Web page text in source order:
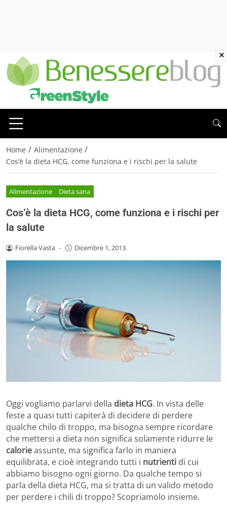
Home / Alimentazione /
Cos’è la dieta HCG, come funziona e i rischi per la salute
Alimentazione Dieta sana
Cos’è la dieta HCG, come funziona e i rischi per
la salute
Fiorella Vasta - Dicembre 1, 2013
Oggi vogliamo parlarvi della dieta HCG. In vista delle
feste a quasi tutti capiterà di decidere di perdere
qualche chilo di troppo, ma bisogna sempre ricordare
che mettersi a dieta non significa solamente ridurre le
calorieassunte, ma significa farlo in maniera
equilibrata, e cioè integrando tutti i nutrienti di cui
abbiamo bisogno ogni giorno. Da qualche tempo si
parla della dieta HCG, ma si tratta di un valido metodo
per perdere i chili di troppo? Scopriamolo insieme.
×